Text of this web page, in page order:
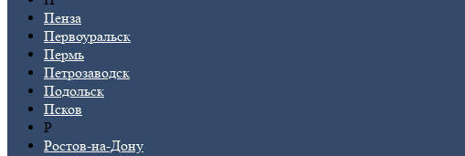
Пенза
Первоуральск
Пермь
Петрозаводск
Подольск
Псков
Р
Ростов-на-Дону